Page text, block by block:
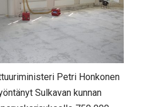
Petri Honkonen
Sulkavan kunnan